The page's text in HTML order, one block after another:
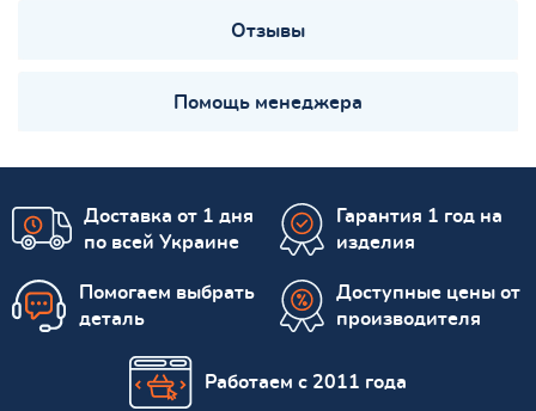
Отзывы
Помощь менеджера
Доставка от 1 дня
по всей Украине
Гарантия 1 год на
изделия
Помогаем выбрать
деталь
Доступные цены от
производителя
Работаем с 2011 года